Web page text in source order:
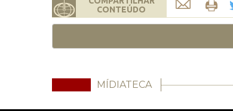
CONTEÚDO
MÍDIATECA